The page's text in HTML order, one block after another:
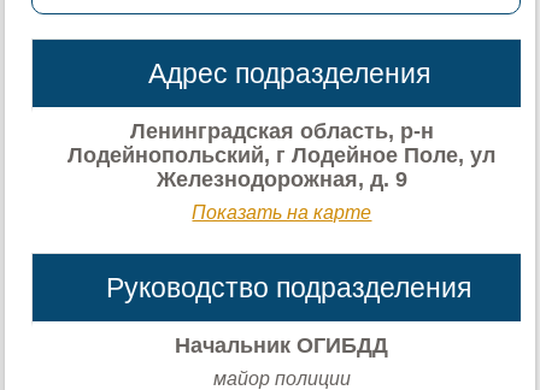
Адрес подразделения
Ленинградская область, р-н
Лодейнопольский, г Лодейное Поле, ул
Железнодорожная, д. 9
Показать на карте
Руководство подразделения
Начальник ОГИБДД
майор полиции